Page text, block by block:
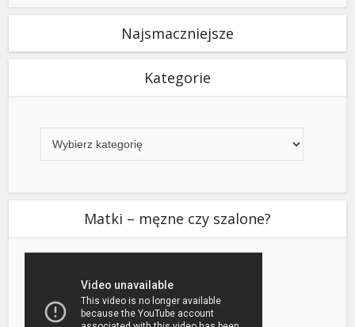
Najsmaczniejsze
Kategorie
Matki – męzne czy szalone?